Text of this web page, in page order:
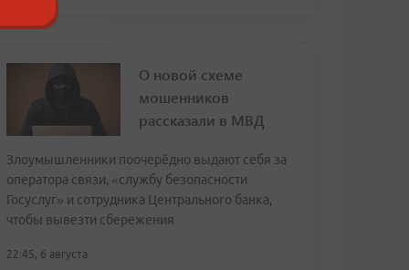
О новой схеме
мошенников
рассказали в МВД
Злоумышленники поочерёдно выдают себя за
оператора связи, «службу безопасности
Госуслуг» и сотрудника Центрального банка,
чтобы вывезти сбережения
22:45, 6 августа